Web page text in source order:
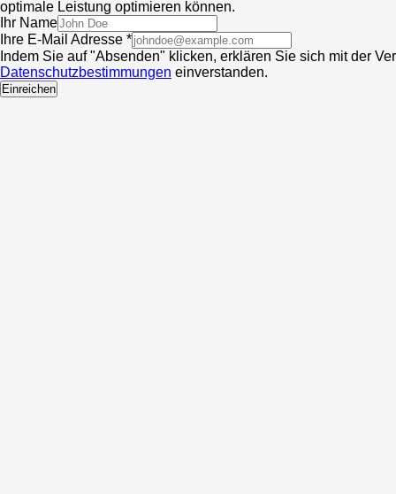
optimale Leistung optimieren können.
Ihr Name
Ihre E-Mail Adresse *
Indem Sie auf "Absenden" klicken, erklären Sie sich mit der
Datenschutzbestimmungen einverstanden.